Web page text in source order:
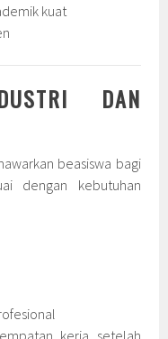
kuat
DAN
beasiswa bagi
dengan kebutuhan
kerja setelah